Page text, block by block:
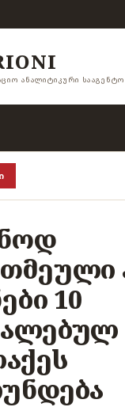
ᲐᲜᲐᲚᲘᲢᲘᲙᲣᲠᲘ
10